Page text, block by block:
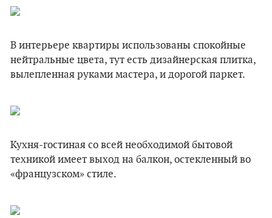
В интерьере квартиры использованы спокойные
нейтральные цвета, тут есть дизайнерская плитка,
вылепленная руками мастера, и дорогой паркет.
Кухня-гостиная со всей необходимой бытовой
техникой имеет выход на балкон, остекленный во
«французском» стиле.